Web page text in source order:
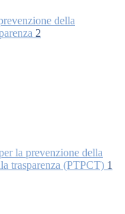
della
2
la prevenzione della
trasparenza (PTPCT) 1